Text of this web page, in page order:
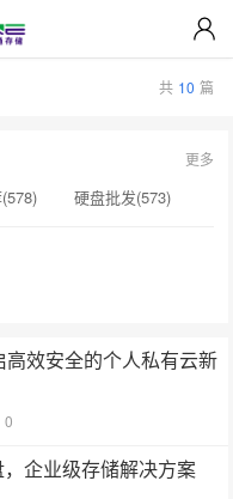
共 10 篇
硬盘批发(573)
(152)
硬盘容量(151)
级SSD(150)
更多
效安全的个人私有云新
0
企业级存储解决方案